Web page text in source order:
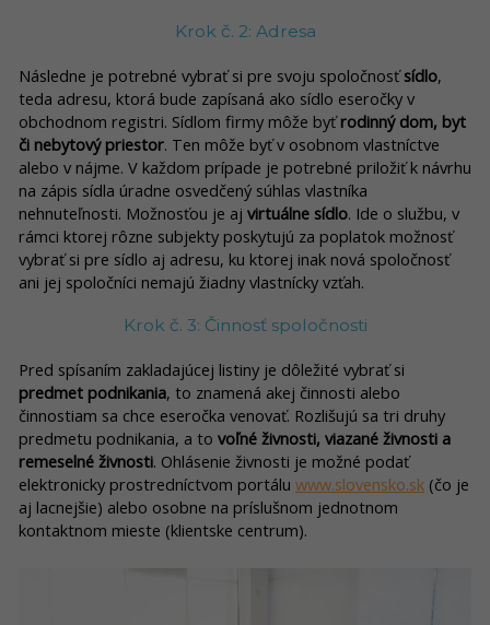
Krok č. 2: Adresa
Následne je potrebné vybrať si pre svoju spoločnosťsídlo,
teda adresu, ktorá bude zapísaná ako sídlo eseročky v
obchodnom registri. Sídlom firmy môže byťrodinný dom, byt
či nebytový priestor. Ten môže byť v osobnom vlastníctve
alebo v nájme. V každom prípade je potrebné priložiť k návrhu
na zápis sídla úradne osvedčený súhlas vlastníka
nehnuteľnosti. Možnosťou je aj virtuálne sídlo. Ide o službu, v
rámci ktorej rôzne subjekty poskytujú za poplatok možnosť
vybrať si pre sídlo aj adresu, ku ktorej inak nová spoločnosť
ani jej spoločníci nemajú žiadny vlastnícky vzťah.
Krok č. 3: Činnosť spoločnosti
Pred spísaním zakladajúcej listiny je dôležité vybrať si
predmet podnikania, to znamená akej činnosti alebo
činnostiam sa chce eseročka venovať. Rozlišujú sa tri druhy
predmetu podnikania, a to voľné živnosti, viazané živnosti a
remeselné živnosti. Ohlásenie živnosti je možné podať
elektronicky prostredníctvom portálu www.slovensko.sk (čo je
aj lacnejšie) alebo osobne na príslušnom jednotnom
kontaktnom mieste (klientske centrum).